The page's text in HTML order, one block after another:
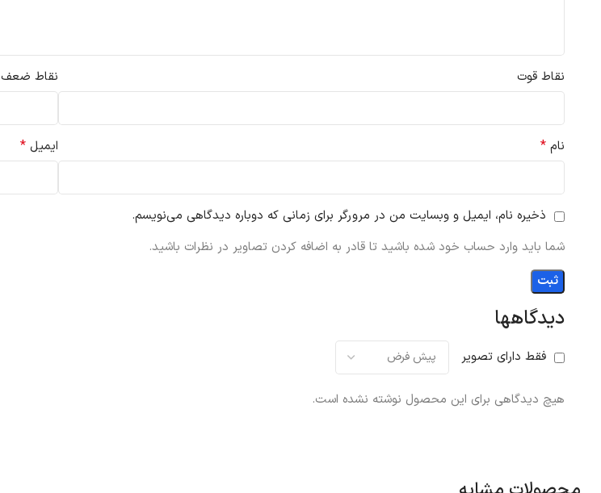
دیدگاهها
فقط دارای تصویر
هیچ دیدگاهی برای این محصول نوشته نشده است.
نقاط قوت نقاط ضعف
نام * ایمیل *
ذخیره نام، ایمیل و وبسایت من در مرورگر برای زمانی که دوباره دیدگاهی می‌نویسم.
شما باید وارد حساب خود شده باشید تا قادر به اضافه کردن تصاویر در نظرات باشید.